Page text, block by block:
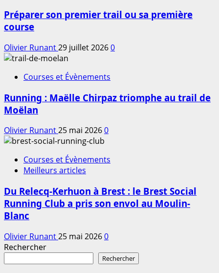
Préparer son premier trail ou sa première
course
Olivier Runant29 juillet 20260
Courses et Évènements
Running : Maëlle Chirpaz triomphe au trail de
Moëlan
Olivier Runant25 mai 20260
Courses et Évènements
Meilleurs articles
Du Relecq-Kerhuon à Brest : le Brest Social
Running Club a pris son envol au Moulin-
Blanc
Olivier Runant25 mai 20260
Rechercher
Rechercher